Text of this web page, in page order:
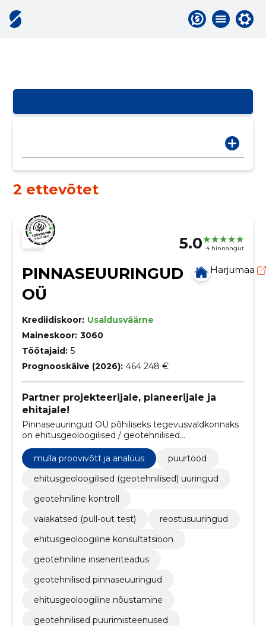
2 ettevõtet
5.0 4 hinnangut
PINNASEUURINGUD
OÜ
Harjumaa
Krediidiskoor: Usaldusväärne
Maineskoor: 3060
Töötajaid: 5
Prognooskäive (2026): 464 248 €
Partner projekteerijale, planeerijale ja
ehitajale!
Pinnaseuuringud OÜ põhiliseks tegevusvaldkonnaks
on ehitusgeoloogilised / geotehnilised
pinnaseuuringud hoonete ja rajatiste
projekteerimiseks, ehitamiseks ning
rekonstrueerimiseks.
mulla proovivõtt ja analüüs
puurtööd
ehitusgeoloogilised (geotehnilised) uuringud
geotehniline kontroll
vaiakatsed (pull-out test)
reostusuuringud
ehitusgeoloogiline konsultatsioon
geotehniline inseneriteadus
geotehnilised pinnaseuuringud
ehitusgeoloogiline nõustamine
geotehnilised puurimisteenused